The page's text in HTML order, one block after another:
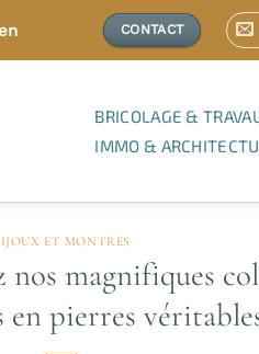
CONTACT
BRICOLAGE &
IMMO &
ET MONTRES
nos magnifiques
en pierres